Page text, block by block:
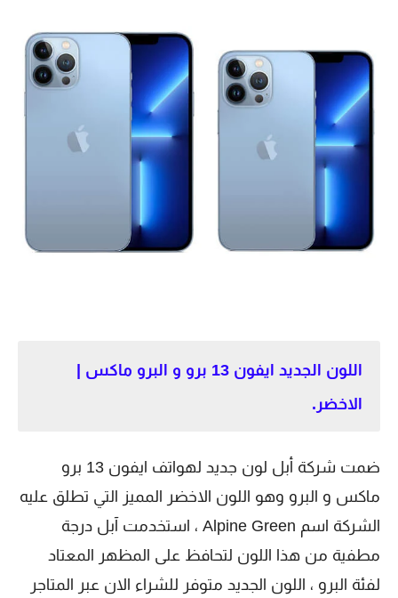
اللون الجديد ايفون 13 برو و البرو ماكس |
الاخضر.
ضمت شركة أبل لون جديد لهواتف ايفون 13 برو
ماكس و البرو وهو اللون الاخضر المميز التي تطلق عليه
الشركة اسم Alpine Green ، استخدمت آبل درجة
مطفية من هذا اللون لتحافظ على المظهر المعتاد
لفئة البرو ، اللون الجديد متوفر للشراء الان عبر المتاجر